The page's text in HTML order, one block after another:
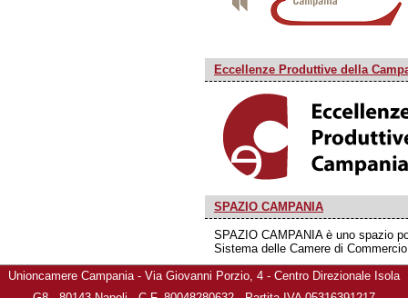
Eccellenze Produttive della
SPAZIO CAMPANIA
SPAZIO CAMPANIA è uno spazio
Sistema delle Camere di
Unioncamere Campania - Via Giovanni Porzio, 4 - Centro Direzionale Isola